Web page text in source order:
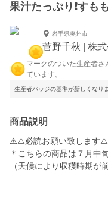
果汁たっぷり❗️すも
岩手県奥州市
菅野千秋 | 株
マークのついた生産者
ています。
生産者バッジの基準が新しくなり
商品説明
⚠️⚠️必読お願い致します
＊こちらの商品は７月中
（天候により収穫時期が